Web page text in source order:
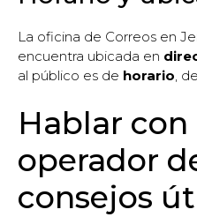
La oficina de Correos en
encuentra ubicada en
al público es de horario ,
Hablar con
operador
consejos